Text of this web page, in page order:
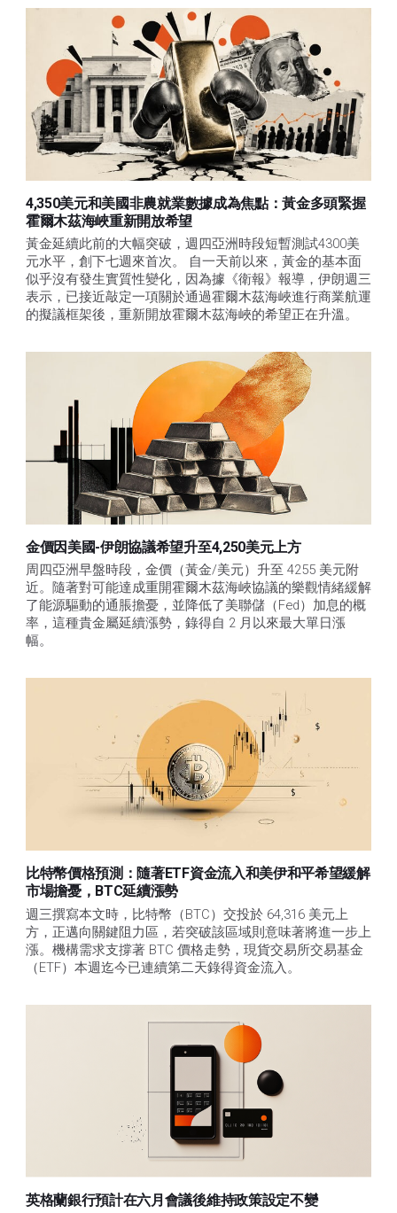
4,350美元和美國非農就業數據成為焦點：黃金多頭緊握
霍爾木茲海峽重新開放希望
黃金延續此前的大幅突破，週四亞洲時段短暫測試4300美
元水平，創下七週來首次。 自一天前以來，黃金的基本面
似乎沒有發生實質性變化，因為據《衛報》報導，伊朗週三
表示，已接近敲定一項關於通過霍爾木茲海峽進行商業航運
的擬議框架後，重新開放霍爾木茲海峽的希望正在升溫。
金價因美國-伊朗協議希望升至4,250美元上方
周四亞洲早盤時段，金價（黃金/美元）升至 4255 美元附
近。隨著對可能達成重開霍爾木茲海峽協議的樂觀情緒緩解
了能源驅動的通脹擔憂，並降低了美聯儲（Fed）加息的概
率，這種貴金屬延續漲勢，錄得自 2 月以來最大單日漲
幅。
比特幣價格預測：隨著ETF資金流入和美伊和平希望緩解
市場擔憂，BTC延續漲勢
週三撰寫本文時，比特幣（BTC）交投於 64,316 美元上
方，正邁向關鍵阻力區，若突破該區域則意味著將進一步上
漲。機構需求支撐著 BTC 價格走勢，現貨交易所交易基金
（ETF）本週迄今已連續第二天錄得資金流入。
英格蘭銀行預計在六月會議後維持政策設定不變